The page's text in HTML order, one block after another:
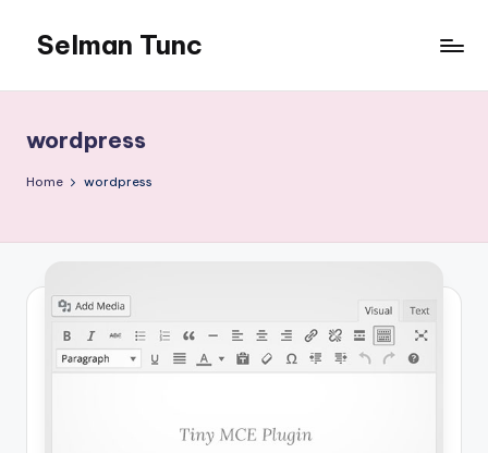
Selman Tunc
wordpress
Home wordpress